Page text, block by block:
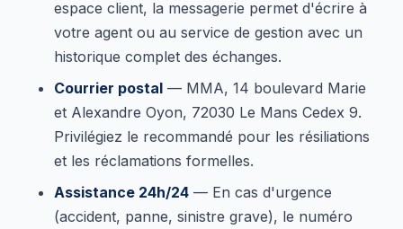
espace client, la messagerie permet d'écrire à
votre agent ou au service de gestion avec un
historique complet des échanges.
Courrier postal — MMA, 14 boulevard Marie
et Alexandre Oyon, 72030 Le Mans Cedex 9.
Privilégiez le recommandé pour les résiliations
et les réclamations formelles.
Assistance 24h/24 — En cas d'urgence
(accident, panne, sinistre grave), le numéro